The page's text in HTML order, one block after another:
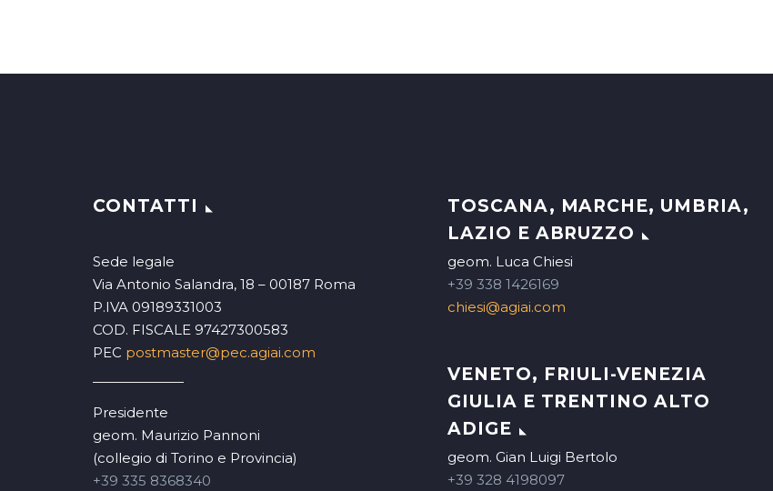
CONTATTI
Sede legale
Via Antonio Salandra, 18 – 00187 Roma
P.IVA 09189331003
COD. FISCALE 97427300583
PEC postmaster@pec.agiai.com
Presidente
geom. Maurizio Pannoni
(collegio di Torino e Provincia)
+39 335 8368340
TOSCANA, MARCHE, UMBRIA,
LAZIO E ABRUZZO
geom. Luca Chiesi
+39 338 1426169
chiesi@agiai.com
VENETO, FRIULI-VENEZIA
GIULIA E TRENTINO ALTO
ADIGE
geom. Gian Luigi Bertolo
+39 328 4198097